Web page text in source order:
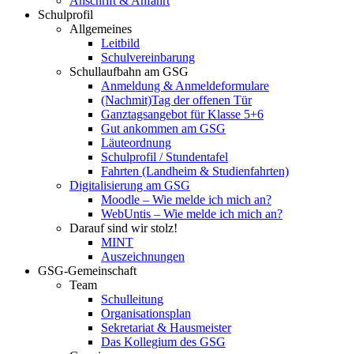
Schulprofil
Allgemeines
Leitbild
Schulvereinbarung
Schullaufbahn am GSG
Anmeldung & Anmeldeformulare
(Nachmit)Tag der offenen Tür
Ganztagsangebot für Klasse 5+6
Gut ankommen am GSG
Läuteordnung
Schulprofil / Stundentafel
Fahrten (Landheim & Studienfahrten)
Digitalisierung am GSG
Moodle – Wie melde ich mich an?
WebUntis – Wie melde ich mich an?
Darauf sind wir stolz!
MINT
Auszeichnungen
GSG-Gemeinschaft
Team
Schulleitung
Organisationsplan
Sekretariat & Hausmeister
Das Kollegium des GSG